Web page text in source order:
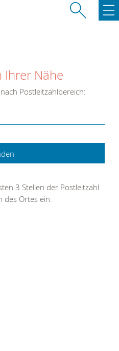
Ihrer Nähe
Postleitzahlbereich:
3 Stellen der Postleitzahl
Ortes ein.